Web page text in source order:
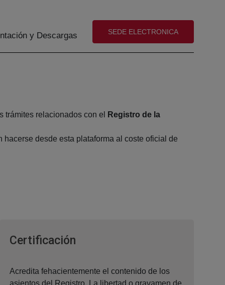
y Descargas (abre en nueva ventana)
SEDE ELECTRONICA
trámites relacionados con el
Registro de la
hacerse desde esta plataforma al coste oficial de
Certificación
Acredita fehacientemente el contenido de los